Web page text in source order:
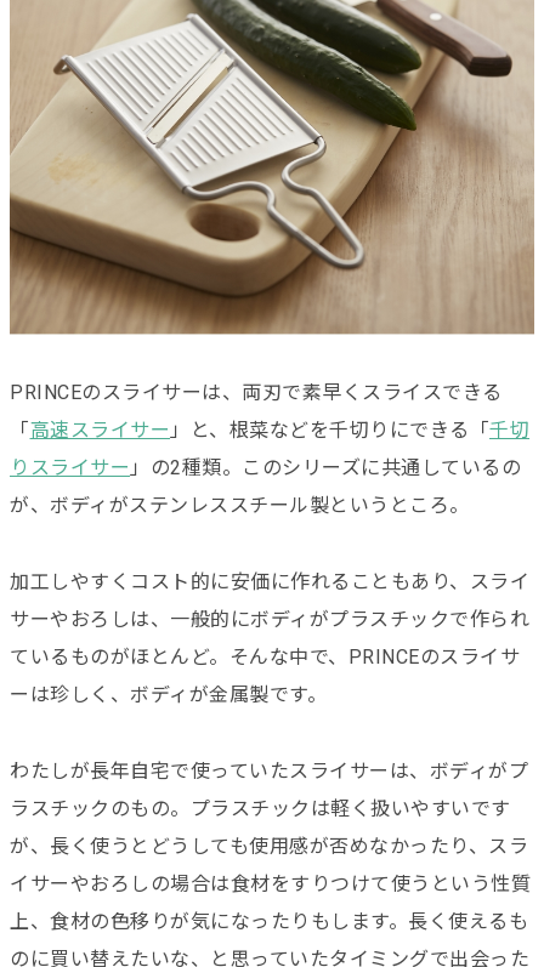
PRINCEのスライサーは、両刃で素早くスライスできる
「 高速スライサー 」と、根菜などを千切りにできる「 千切
りスライサー 」の2種類。このシリーズに共通しているの
が、ボディがステンレススチール製というところ。
加工しやすくコスト的に安価に作れることもあり、スライ
サーやおろしは、一般的にボディがプラスチックで作られ
ているものがほとんど。そんな中で、PRINCEのスライサ
ーは珍しく、ボディが金属製です。
わたしが長年自宅で使っていたスライサーは、ボディがプ
ラスチックのもの。プラスチックは軽く扱いやすいです
が、長く使うとどうしても使用感が否めなかったり、スラ
イサーやおろしの場合は食材をすりつけて使うという性質
上、食材の色移りが気になったりもします。長く使えるも
のに買い替えたいな、と思っていたタイミングで出会った